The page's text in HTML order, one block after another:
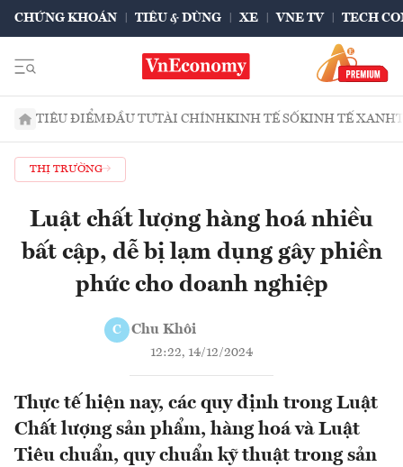
CHỨNG KHOÁN TIÊU & DÙNG XE VNE TV TECH
TIÊU ĐIỂMĐẦU TƯTÀI CHÍNHKINH TẾ SỐKINH TẾ XANH
THỊ TRƯỜNG
Luật chất lượng hàng hoá nhiều
bất cập, dễ bị lạm dụng gây phiền
phức cho doanh nghiệp
C Chu Khôi
12:22, 14/12/2024
Thực tế hiện nay, các quy định trong Luật
Chất lượng sản phẩm, hàng hoá và Luật
Tiêu chuẩn, quy chuẩn kỹ thuật trong sản